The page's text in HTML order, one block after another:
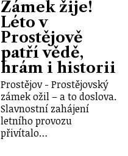
Zámek žije!
Léto v
Prostějově
patří vědě,
hrám i historii
Prostějov - Prostějovský
zámek ožil – a to doslova.
Slavnostní zahájení
letního provozu
přivítalo…